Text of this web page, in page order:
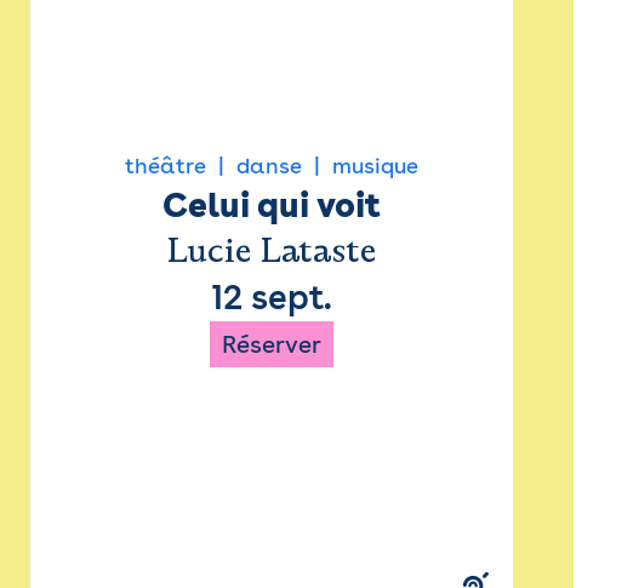
théâtre danse musique
Celui qui voit
Lucie Lataste
12 sept.
Réserver